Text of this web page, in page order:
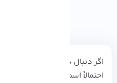
اگر دنبال دنیایی پر از
احتمالاً اسم
به